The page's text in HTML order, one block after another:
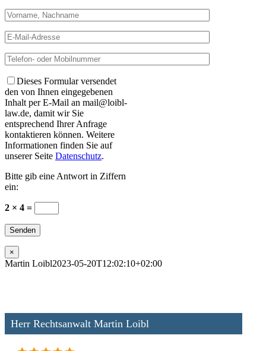
Dieses Formular versendet
den von Ihnen eingegebenen
Inhalt per E-Mail an mail@loibl-
law.de, damit wir Sie
entsprechend Ihrer Anfrage
kontaktieren können. Weitere
Informationen finden Sie auf
unserer Seite Datenschutz.
Bitte gib eine Antwort in Ziffern
ein:
2 × 4 =
×
Martin Loibl2023-05-20T12:02:10+02:00
Herr Rechtsanwalt Martin Loibl